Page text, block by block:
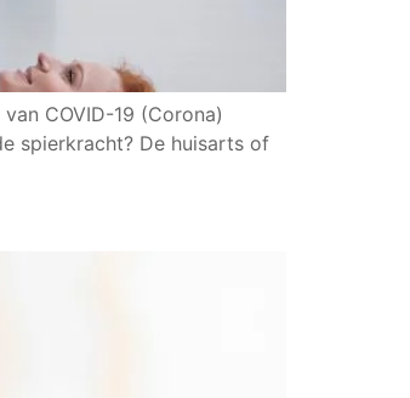
COVID-19 (Corona)
spierkracht? De huisarts of